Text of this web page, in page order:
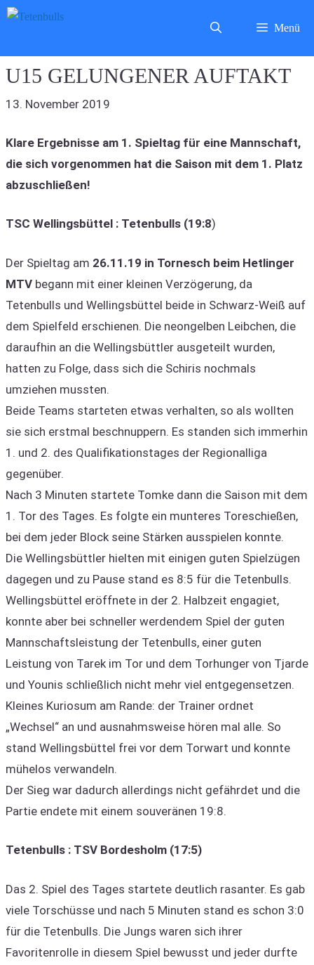
Zum
Menü
U15 GELUNGENER AUFTAKT
13. November 2019
Klare Ergebnisse am 1. Spieltag für eine Mannschaft,
die sich vorgenommen hat die Saison mit dem 1. Platz
abzuschließen!
TSC Wellingsbüttel : Tetenbulls (19:8)
Der Spieltag am 26.11.19 in Tornesch beim Hetlinger
MTV begann mit einer kleinen Verzögerung, da
Tetenbulls und Wellingsbüttel beide in Schwarz-Weiß auf
dem Spielfeld erschienen. Die neongelben Leibchen, die
daraufhin an die Wellingsbüttler ausgeteilt wurden,
hatten zu Folge, dass sich die Schiris nochmals
umziehen mussten.
Beide Teams starteten etwas verhalten, so als wollten
sie sich erstmal beschnuppern. Es standen sich immerhin
1. und 2. des Qualifikationstages der Regionalliga
gegenüber.
Nach 3 Minuten startete Tomke dann die Saison mit dem
1. Tor des Tages. Es folgte ein munteres Toreschießen,
bei dem jeder Block seine Stärken ausspielen konnte.
Die Wellingsbüttler hielten mit einigen guten Spielzügen
dagegen und zu Pause stand es 8:5 für die Tetenbulls.
Wellingsbüttel eröffnete in der 2. Halbzeit engagiet,
konnte aber bei schneller werdendem Spiel der guten
Mannschaftsleistung der Tetenbulls, einer guten
Leistung von Tarek im Tor und dem Torhunger von Tjarde
und Younis schließlich nicht mehr viel entgegensetzen.
Kleines Kuriosum am Rande: der Trainer ordnet
„Wechsel“ an und ausnahmsweise hören mal alle. So
stand Wellingsbüttel frei vor dem Torwart und konnte
mühelos verwandeln.
Der Sieg war dadurch allerdings nicht gefährdet und die
Partie endete mit einem souveränen 19:8.
Tetenbulls : TSV Bordesholm (17:5)
Das 2. Spiel des Tages startete deutlich rasanter. Es gab
viele Torschüsse und nach 5 Minuten stand es schon 3:0
für die Tetenbulls. Die Jungs waren sich ihrer
Favoritenrolle in diesem Spiel bewusst und jeder durfte